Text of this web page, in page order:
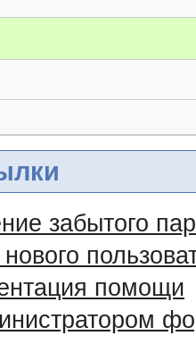
забытого
помощи